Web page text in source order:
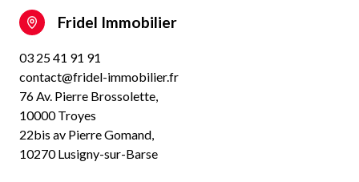
Fridel Immobilier
03 25 41 91 91
contact@fridel-immobilier.fr
76 Av. Pierre Brossolette,
10000 Troyes
22bis av Pierre Gomand,
10270 Lusigny-sur-Barse